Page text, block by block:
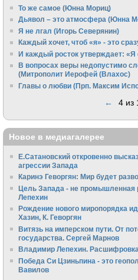
То же самое (Юнна Мориц)
Дьявол – это атмосфера (Юнна
Я не лгал (Игорь Северянин)
Каждый хочет, чтоб «я» - это
И каждый росток утверждает:
В вопросах веры недопустимо
(Митрополит Иерофей (Влахос)
Главы о любви (Прп. Максим
← 4 из
Новое в медиагалерее
Е.Сатановский откровенно
агрессии Запада
Каринэ Геворгян: Мир будет
Цель Запада - не промышленная
Лепехин
Рождение нового миропорядка
Хазин, К. Геворгян
Витязь на имперском пути. От
государства. Сергей Марнов
Владимир Лепехин.
Победа Си Цзиньпина - это
Вавилов